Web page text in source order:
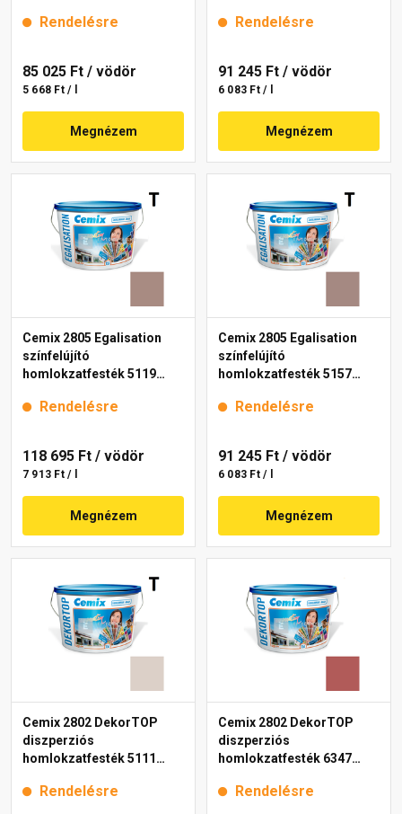
Rendelésre
85 025 Ft / vödör
5 668 Ft / l
Megnézem
Rendelésre
91 245 Ft / vödör
6 083 Ft / l
Megnézem
Cemix 2805 Egalisation
színfelújító
homlokzatfesték 5119
Rendelésre
118 695 Ft / vödör
7 913 Ft / l
Megnézem
Cemix 2805 Egalisation
színfelújító
homlokzatfesték 5157
Rendelésre
91 245 Ft / vödör
6 083 Ft / l
Megnézem
Cemix 2802 DekorTOP
diszperziós
homlokzatfesték 5111
Rendelésre
Cemix 2802 DekorTOP
diszperziós
homlokzatfesték 6347
Rendelésre